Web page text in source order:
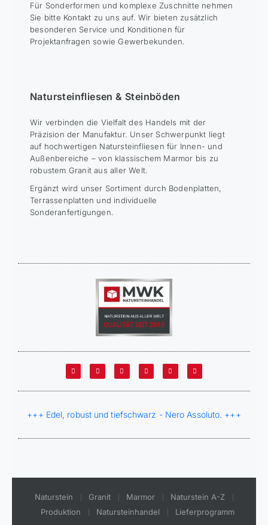
Für Sonderformen und komplexe Zuschnitte nehmen
Sie bitte Kontakt zu uns auf. Wir bieten zusätzlich
besonderen Service und Konditionen für
Projektanfragen sowie Gewerbekunden.
Natursteinfliesen & Steinböden
Wir verbinden die Vielfalt des Handels mit der
Präzision der Manufaktur. Unser Schwerpunkt liegt
auf hochwertigen Natursteinfliesen für Innen- und
Außenbereiche – von klassischem Marmor bis zu
robustem Granit aus aller Welt.
Ergänzt wird unser Sortiment durch Bodenplatten,
Terrassenplatten und individuelle
Sonderanfertigungen.
+++ Edel, robust und tiefschwarz - Nero Assoluto. +++
Naturstein Granit Marmor
Naturstein A-Z
Produktion
Natursteinhandel Lieferprogramm